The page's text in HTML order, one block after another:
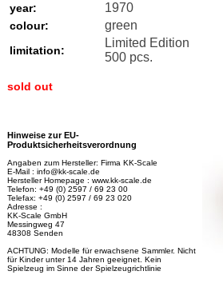
year: 1970
colour: green
limitation:
Limited Edition
500 pcs.
sold out
Hinweise zur EU-
Produktsicherheitsverordnung
Angaben zum Hersteller: Firma KK-Scale
E-Mail : info@kk-scale.de
Hersteller Homepage : www.kk-scale.de
Telefon: +49 (0) 2597 / 69 23 00
Telefax: +49 (0) 2597 / 69 23 020
Adresse :
KK-Scale GmbH
Messingweg 47
48308 Senden
ACHTUNG: Modelle für erwachsene Sammler. Nicht
für Kinder unter 14 Jahren geeignet. Kein
Spielzeug im Sinne der Spielzeugrichtlinie